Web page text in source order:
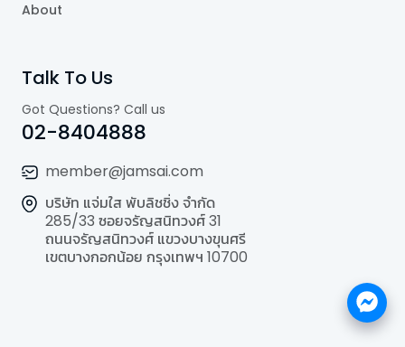
About
Talk To Us
Got Questions? Call us
02-8404888
member@jamsai.com
บริษัท แจ่มใส พับลิชชิ่ง จำกัด
285/33 ซอยจรัญสนิทวงศ์ 31
ถนนจรัญสนิทวงศ์ แขวงบางขุนศรี
เขตบางกอกน้อย กรุงเทพฯ 10700